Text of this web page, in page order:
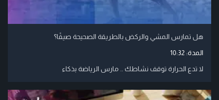
هل تمارس المشي والركض بالطريقة الصحيحة صيفًا؟
المدة: 10:32
لا تدع الحرارة توقف نشاطك .. مارس الرياضة بذكاء